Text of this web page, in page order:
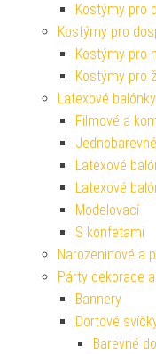
Kostýmy pro
Kostýmy pro
Kostýmy pro
Kostýmy pro
Latexové balónky
Filmové a
Latexové
Latexové
Modelovací
S konfetami
Narozeninové a
Párty dekorace
Bannery
Dortové
Barevné